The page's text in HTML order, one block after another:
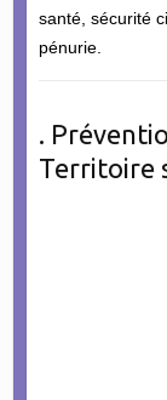
santé, sécurité
pénurie.
.
Territoire